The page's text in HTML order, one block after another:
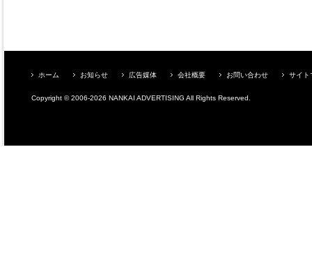
ホーム お知らせ 広告媒体 会社概要 お問い合わせ サイト
Copyright © 2006-2026 NANKAI ADVERTISING All Rights Reserved.